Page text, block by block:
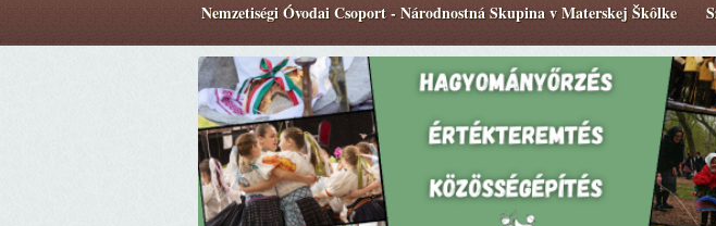
Nemzetiségi Óvodai Csoport - Národnostná Skupina v Materskej Škôlke